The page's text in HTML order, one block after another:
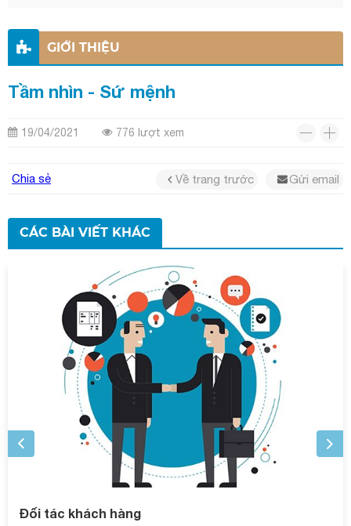
GIỚI THIỆU
Tầm nhìn - Sứ mệnh
19/04/2021 776 lượt xem
Về trang trước Gửi email
Chia sẻ
CÁC BÀI VIẾT KHÁC
Đối tác khách hàng